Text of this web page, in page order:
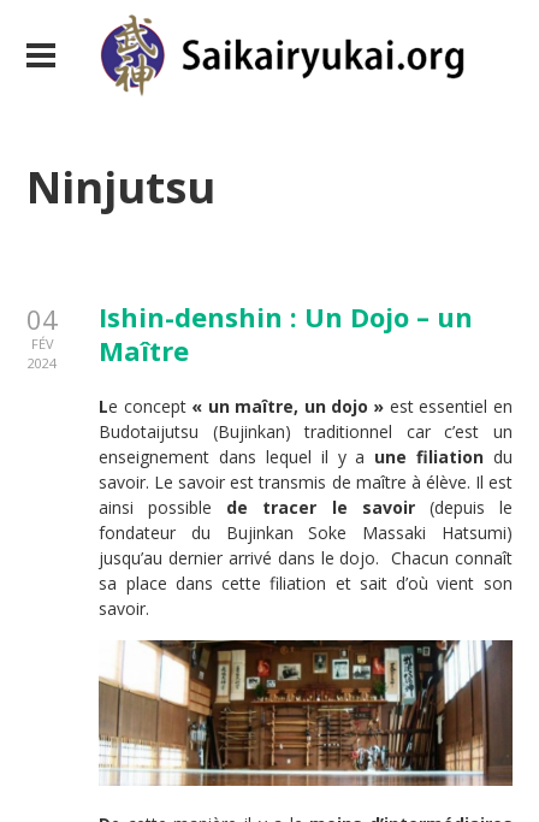
Ninjutsu
04
FÉV
2024
Ishin-denshin : Un Dojo – un
Maître
Le concept « un maître, un dojo » est essentiel en
Budotaijutsu (Bujinkan) traditionnel car c’est un
enseignement dans lequel il y a une filiationdu
savoir. Le savoir est transmis de maître à élève. Il est
ainsi possible de tracer le savoir(depuis le
fondateur du Bujinkan Soke Massaki Hatsumi)
jusqu’au dernier arrivé dans le dojo. Chacun connaît
sa place dans cette filiation et sait d’où vient son
savoir.